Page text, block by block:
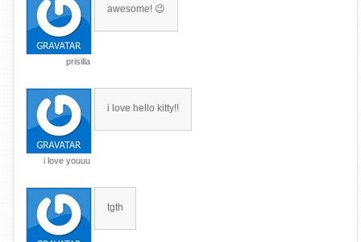
prisilla
awesome! 😉
i love youuu
i love hello kitty!!
tgth